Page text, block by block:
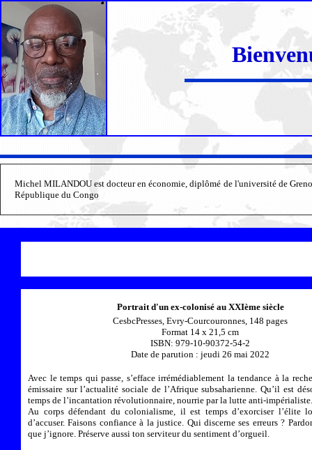
Michel MILANDOU est docteur en économie, diplômé de l'université de
République du Congo
Portrait d'un ex-colonisé au XXIème siècle
CesbcPresses, Evry-Courcouronnes, 148 pages
Format 14 x 21,5 cm
ISBN: 979-10-90372-54-2
Date de parution : jeudi 26 mai 2022
Avec le temps qui passe, s’efface irrémédiablement la tendance à la
émissaire sur l’actualité sociale de l’Afrique subsaharienne. Qu’il est
temps de l’incantation révolutionnaire, nourrie par la lutte anti-impérialiste.
Au corps défendant du colonialisme, il est temps d’exorciser l’élite
d’accuser. Faisons confiance à la justice. Qui discerne ses erreurs ?
que j’ignore. Préserve aussi ton serviteur du sentiment d’orgueil.